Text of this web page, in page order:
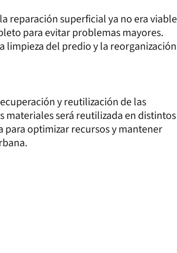
reparación superficial ya no era viable
para evitar problemas mayores.
limpieza del predio y la reorganización
y reutilización de las
materiales será reutilizada en distintos
para optimizar recursos y mantener